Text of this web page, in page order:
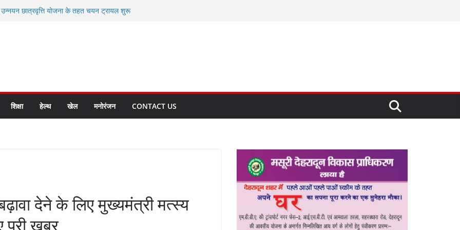
उन्नयन छात्रवृत्ति योजना के तहत चयन ट्रायल शुरू
के लिए अल्मोड़ा की गर्विता भाकुनी का
मित्र कैडेट्स का हुआ है चयन
सबसे बड़ी ताकत : मुख्यमंत्री पुष्कर सिंह धामी
बनाने के संकल्प को करना होगा साकार- मुख्यमंत्री
शिक्षा हेल्थ खेल मनोरंजन CONTACT US
देने के लिए मुख्यमंत्री मत्स्य
पूरी ख़बर